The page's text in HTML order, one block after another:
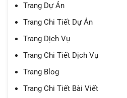
Trang Dự Án
Trang Chi Tiết Dự Án
Trang Dịch Vụ
Trang Chi Tiết Dịch Vụ
Trang Blog
Trang Chi Tiết Bài Viết